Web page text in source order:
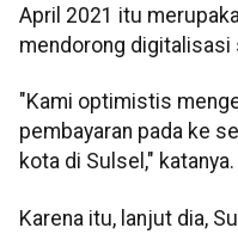
April 2021 itu
mendorong digitalisasi
"Kami optimistis
pembayaran pada ke
kota di Sulsel," katanya.
Karena itu, lanjut dia,